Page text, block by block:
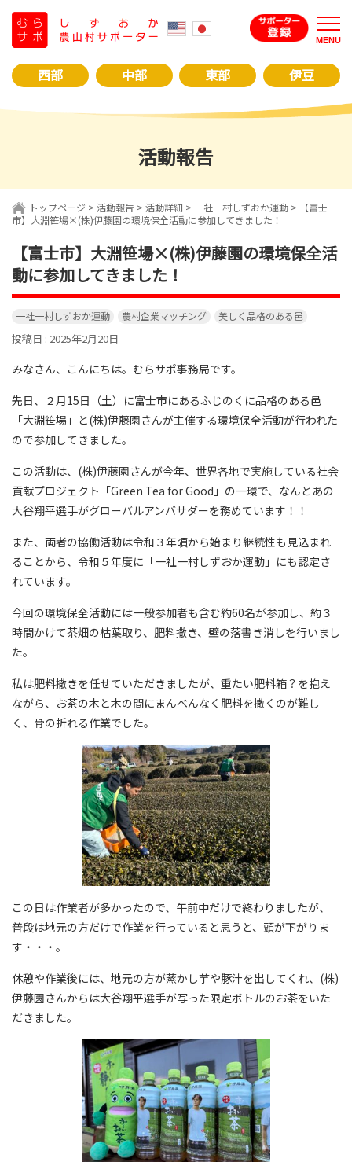
MENU
へ
プ
西部 中部 東部 伊豆
活動報告
トップページ > 活動報告 > 活動詳細 > 一社一村しずおか運動 > 【富士
市】大淵笹場×(株)伊藤園の環境保全活動に参加してきました！
【富士市】大淵笹場×(株)伊藤園の環境保全活
動に参加してきました！
一社一村しずおか運動 農村企業マッチング 美しく品格のある邑
投稿日 : 2025年2月20日
みなさん、こんにちは。むらサポ事務局です。
先日、２月15日（土）に富士市にあるふじのくに品格のある邑
「大淵笹場」と(株)伊藤園さんが主催する環境保全活動が行われた
ので参加してきました。
この活動は、(株)伊藤園さんが今年、世界各地で実施している社会
貢献プロジェクト「Green Tea for Good」の一環で、なんとあの
大谷翔平選手がグローバルアンバサダーを務めています！！
また、両者の協働活動は令和３年頃から始まり継続性も見込まれ
ることから、令和５年度に「一社一村しずおか運動」にも認定さ
れています。
今回の環境保全活動には一般参加者も含む約60名が参加し、約３
時間かけて茶畑の枯葉取り、肥料撒き、壁の落書き消しを行いまし
た。
私は肥料撒きを任せていただきましたが、重たい肥料箱？を抱え
ながら、お茶の木と木の間にまんべんなく肥料を撒くのが難し
く、骨の折れる作業でした。
この日は作業者が多かったので、午前中だけで終わりましたが、
普段は地元の方だけで作業を行っていると思うと、頭が下がりま
す・・・。
休憩や作業後には、地元の方が蒸かし芋や豚汁を出してくれ、(株)
伊藤園さんからは大谷翔平選手が写った限定ボトルのお茶をいた
だきました。